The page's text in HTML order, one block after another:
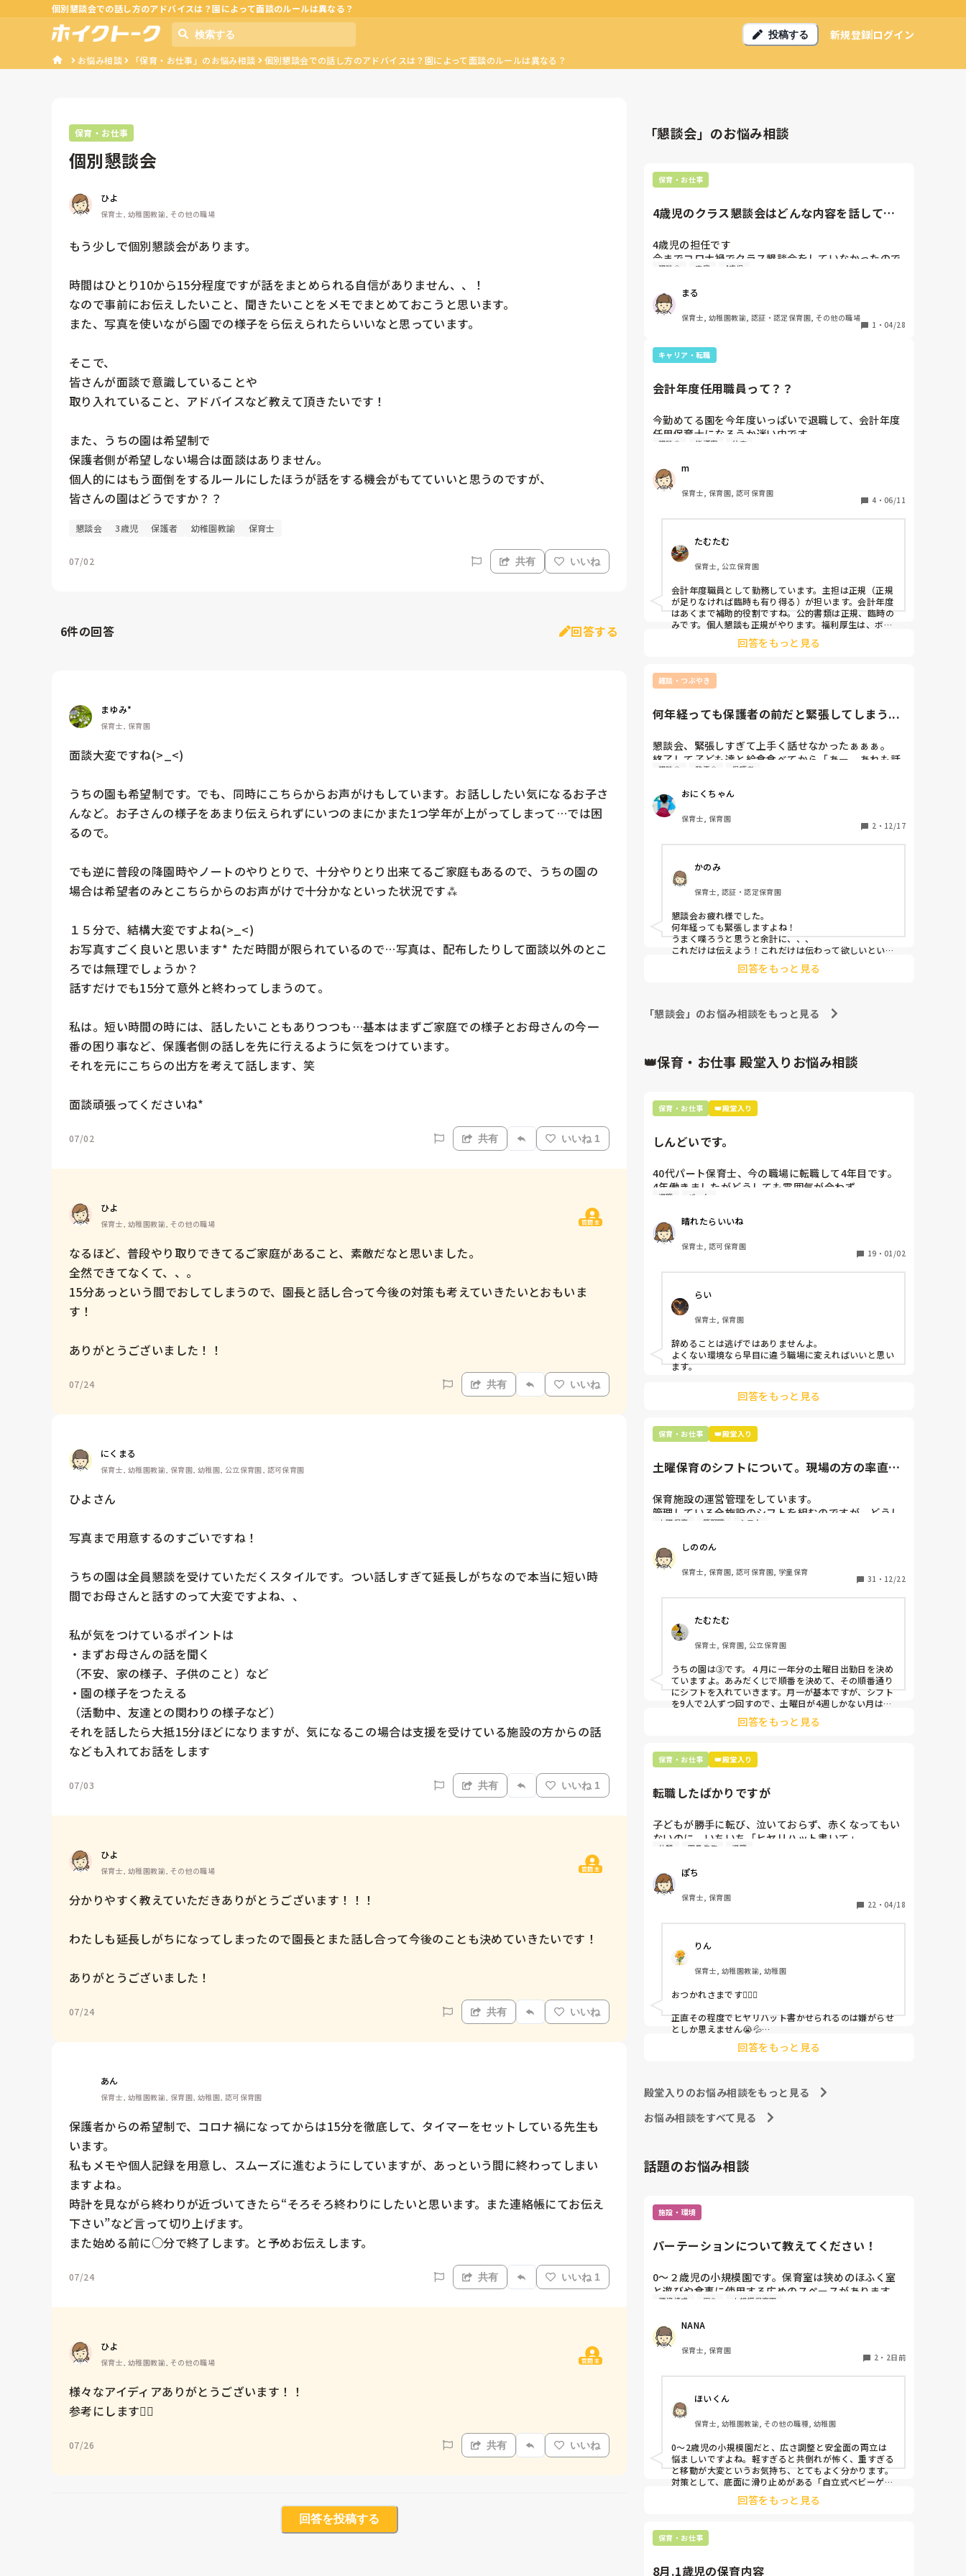
個別懇談会での話し方のアドバイスは？園によって面談のルールは異なる？
投稿する 新規登録ログイン
お悩み相談 「保育・お仕事」のお悩み相談 個別懇談会での話し方のアドバイスは？園によって面談のルールは異なる？
保育・お仕事
個別懇談会
ひよ
保育士, 幼稚園教諭, その他の職場
もう少しで個別懇談会があります。
時間はひとり10から15分程度ですが話をまとめられる自信がありません、、！
なので事前にお伝えしたいこと、聞きたいことをメモでまとめておこうと思います。
また、写真を使いながら園での様子をら伝えられたらいいなと思っています。
そこで、
皆さんが面談で意識していることや
取り入れていること、アドバイスなど教えて頂きたいです！
また、うちの園は希望制で
保護者側が希望しない場合は面談はありません。
個人的にはもう面倒をするルールにしたほうが話をする機会がもてていいと思うのですが、
懇談会 3歳児 保護者 幼稚園教諭 保育士
07/02 共有 いいね
6件の回答 回答する
まゆみ*
保育士, 保育園
面談大変ですね(>_<)
うちの園も希望制です。でも、同時にこちらからお声がけもしています。お話ししたい気になるお子さ
んなど。お子さんの様子をあまり伝えられずにいつのまにかまた1つ学年が上がってしまって…では困
るので。
でも逆に普段の降園時やノートのやりとりで、十分やりとり出来てるご家庭もあるので、うちの園の
場合は希望者のみとこちらからのお声がけで十分かなといった状況です⁂
１５分で、結構大変ですよね(>_<)
お写真すごく良いと思います* ただ時間が限られているので…写真は、配布したりして面談以外のとこ
ろでは無理でしょうか？
話すだけでも15分て意外と終わってしまうのて。
私は。短い時間の時には、話したいこともありつつも…基本はまずご家庭での様子とお母さんの今一
番の困り事など、保護者側の話しを先に行えるように気をつけています。
それを元にこちらの出方を考えて話します、笑
面談頑張ってくださいね*
07/02 共有 いいね 1
ひよ
保育士, 幼稚園教諭, その他の職場 質問主
なるほど、普段やり取りできてるご家庭があること、素敵だなと思いました。
全然できてなくて、、。
15分あっという間でおしてしまうので、園長と話し合って今後の対策も考えていきたいとおもいま
す！
ありがとうございました！！
07/24 共有 いいね
にくまる
保育士, 幼稚園教諭, 保育園, 幼稚園, 公立保育園, 認可保育園
ひよさん
写真まで用意するのすごいですね！
うちの園は全員懇談を受けていただくスタイルです。つい話しすぎて延長しがちなので本当に短い時
間でお母さんと話すのって大変ですよね、、
私が気をつけているポイントは
・まずお母さんの話を聞く
（不安、家の様子、子供のこと）など
・園の様子をつたえる
（活動中、友達との関わりの様子など）
それを話したら大抵15分ほどになりますが、気になるこの場合は支援を受けている施設の方からの話
なども入れてお話をします
07/03 共有 いいね 1
ひよ
保育士, 幼稚園教諭, その他の職場 質問主
分かりやすく教えていただきありがとうございます！！！
わたしも延長しがちになってしまったので園長とまた話し合って今後のことも決めていきたいです！
ありがとうございました！
07/24 共有 いいね
あん
保育士, 幼稚園教諭, 保育園, 幼稚園, 認可保育園
保護者からの希望制で、コロナ禍になってからは15分を徹底して、タイマーをセットしている先生も
います。
私もメモや個人記録を用意し、スムーズに進むようにしていますが、あっという間に終わってしまい
ますよね。
時計を見ながら終わりが近づいてきたら“そろそろ終わりにしたいと思います。また連絡帳にてお伝え
下さい”など言って切り上げます。
また始める前に○分で終了します。と予めお伝えします。
07/24 共有 いいね 1
ひよ
保育士, 幼稚園教諭, その他の職場 質問主
様々なアイディアありがとうございます！！
参考にします🙇‍♀️
07/26 共有 いいね
回答を投稿する
「懇談会」のお悩み相談
保育・お仕事
4歳児のクラス懇談会はどんな内容を話してい
4歳児の担任です
今までコロナ禍でクラス懇談会をしていなかったので
すが、今年度から行うことになりました。以上児クラ
いか悩んでいます。皆さんはどんな内容で行っていま
すか。
私はクラス懇談会をする前に、保護者の皆さんにアン
それを基に進めていけたらなと思っています。
懇談会 内容 4歳児
まる
保育士, 幼稚園教諭, 認証・認定保育園, その他の職場
1 ・ 04/28
キャリア・転職
会計年度任用職員って？？
今勤めてる園を今年度いっぱいで退職して、会計年度
任用保育士になろうか迷い中です
会計年度任用保育士（フルタイム）の仕事内容（主担
護者対応（登降園時以外に）あるのか）、メリット・
デメリット、福利厚生はいいのかなど、上げるとキリ
がないですが…知りたいです
あと、気になっている自治体から出ている求人が月給
か？？
わかる方いれば教えていただきたいです。
懇談会 指導案 公立
m
保育士, 保育園, 認可保育園
4 ・ 06/11
たむたむ
保育士, 公立保育園
会計年度職員として勤務しています。主担は正規（正規
が足りなければ臨時も有り得る）が担います。会計年度
はあくまで補助的役割ですね。公的書類は正規、臨時の
みです。個人懇談も正規がやります。福利厚生は、ボー
ナスが年2回、有休の他に看護休暇、夏季休暇有り、通
勤手当（2キロ以上）、貸し付け？名前は忘れました
なったものなど）を年間で1人1万円くらい買って貰え
ます。あ、正規もですが。
で期間内に祝•祭日があれば週休が無い）、正規はリフ
ための特別休暇があるが、会計年度は有休を使わなけれ
ばいけない…と正規と比べてしまったら、短所が目立ち
ますが💧私立の正規ぐらいは給料あるので、そこまで不
回答をもっと見る
雑談・つぶやき
何年経っても保護者の前だと緊張してしまう...
懇談会、緊張しすぎて上手く話せなかったぁぁぁ。
終了して子ども達と給食食べてから「あー。あれも話
せばよかったなぁ...」と脳内で反省会開いてました笑
するー泣
スラスラ話せる先生が羨ましい泣
来年こそはもうちょっと落ち着いて話せるようになる
ぞ！
懇談会 発表会 保護者
おにくちゃん
保育士, 保育園
2 ・ 12/17
かのみ
保育士, 認証・認定保育園
懇談会お疲れ様でした。
何年経っても緊張しますよね！
うまく喋ろうと思うと余計に、、、
これだけは伝えよう！これだけは伝わって欲しいという
ことが一つでも保護者に伝われば100点だと思います
自分らしく気持ちを伝えるだけで十分だと思いますし、
伝えたいという姿勢は保護者の方に伝わってると思いま
回答をもっと見る
「懇談会」のお悩み相談をもっと見る
👑保育・お仕事 殿堂入りお悩み相談
保育・お仕事 👑殿堂入り
しんどいです。
40代パート保育士、今の職場に転職して4年目です。
4年働きましたがどうしても雰囲気が合わず
退職しようと思っています。
周りの職員は、勤続10年以上から何十年という先生が
ほとんどです。
保護者子どもの愚痴悪口が多く、
子どもの前でも
仕方ないよね
もう何も言わずに
子どもの言いなりになればいいんだね
などいう意見で…
上の先生に相談することは難しそうです。
正直苦しい。
辞めることは逃げ、と、過去辞めた人も何年も言われ
続けています
退職 パート
晴れたらいいね
保育士, 認可保育園
19 ・ 01/02
らい
保育士, 保育園
辞めることは逃げではありませんよ。
よくない環境なら早目に違う職場に変えればいいと思い
ます。
回答をもっと見る
保育・お仕事 👑殿堂入り
土曜保育のシフトについて。現場の方の率直な
保育施設の運営管理をしています。
管理している全施設のシフトを組むのですが、どうし
ても土曜保育だけは入れる方が少なく、いつも苦労し
応募の段階では皆、月1〜2回の土曜出勤があることに
同意して入職しているはずですが、いざ勤務が始まる
と一日も土曜出勤が出来ない方ばかりです。
①土曜日の希望休は2日まで、と制限をかける
②毎月、必ず土曜保育に入ることのできる日を1日だ
けピックアップしてもらう
③仮シフトが出た時、土曜出勤が難しければ自身で代
わりの人を交渉して見つけてもらう
上記のいずれかの対策を取り入れることを考えていま
土曜保育 管理職 シフト
しののん
保育士, 保育園, 認可保育園, 学童保育
31 ・ 12/22
たむたむ
保育士, 保育園, 公立保育園
うちの園は③です。４月に一年分の土曜日出勤日を決め
ていますよ。あみだくじで順番を決めて、その順番通り
にシフトを入れていきます。月一が基本ですが、シフト
を9人で2人ずつ回すので、土曜日が4週しかない月は無
しの時もありますよ。その土曜日が出られない人は、同
じシフト時間の人と自分で交代して貰い、主任に報告し
回答をもっと見る
保育・お仕事 👑殿堂入り
転職したばかりですが
子どもが勝手に転び、泣いておらず、赤くなってもい
ないのに、いちいち「ヒヤリハット書いて」
と書かされ
休憩時間に書くしかなく、辛いです
（そう言う本人は書かない）
しかも、上司に↑この内容でも
「どうしたらなくせるか」
呼ばれて一緒に対策を考えさせられること多数
これだけで30〜40分拘束されて辛いです
皆さんの園はどうですか?
休憩 園長先生 退職
ぽち
保育士, 保育園
22 ・ 04/18
りん
保育士, 幼稚園教諭, 幼稚園
おつかれさまです🙇🏻‍♀️
正直その程度でヒヤリハット書かせられるのは嫌がらせ
としか思えません😭💦
他の先生方も同様のことをされているのでしょうか？
回答をもっと見る
殿堂入りのお悩み相談をもっと見る
お悩み相談をすべて見る
話題のお悩み相談
施設・環境
パーテーションについて教えてください！
0〜２歳児の小規模園です。保育室は狭めのほふく室
と遊びや食事に使用する広めのスペースがあります。
広すぎると走り回ったりして落ち着かないので、活動
テーションがウレタンのような素材で軽いので、ちょ
っと体が当たると倒れたり、つかまり立ちが不安定な
子にとっては共倒れになったりで危険です。かと言っ
て固定してしまうと活動によって柔軟に移動すること
しっかりした重いものを置いていましたが、移動が大
変で使い勝手が悪く、子どもがぶつかって倒れた時に
怖い思いをしました。
皆さんの園ではどんなもので工夫されていますか？
環境構成 安全 小規模保育園
NANA
保育士, 保育園
2 ・ 2日前
ほいくん
保育士, 幼稚園教諭, その他の職種, 幼稚園
0〜2歳児の小規模園だと、広さ調整と安全面の両立は
悩ましいですよね。軽すぎると共倒れが怖く、重すぎる
と移動が大変というお気持ち、とてもよく分かります。
対策として、底面に滑り止めがある「自立式ベビーゲー
ト」なら、つかまり立ちでも倒れにくく移動も楽でおす
すめです。また、ストッパー付きキャスターをつけたロ
です。
今のウレタン製を活かすなら、壁や固定家具で挟む配置
回答をもっと見る
保育・お仕事
8月.1歳児の保育内容